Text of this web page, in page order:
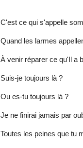
C'est ce qui s'appelle
Quand les larmes
À venir réparer ce qu'Il a
Suis-je toujours là ?
Ou es-tu toujours là ?
Je ne finirai jamais par
Toutes les peines que tu